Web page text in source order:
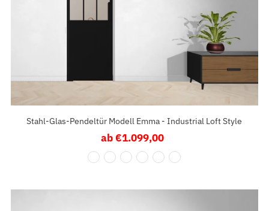
Stahl-Glas-Pendeltür Modell Emma - Industrial Loft Style
Regulärer
Preis
ab €1.099,00